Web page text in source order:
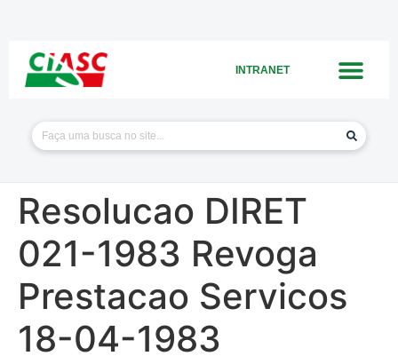
INTRANET
Resolucao DIRET
021-1983 Revoga
Prestacao Servicos
18-04-1983